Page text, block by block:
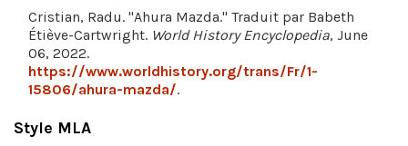
Cristian, Radu. "Ahura Mazda." Traduit par Babeth
Étiève-Cartwright. World History Encyclopedia, June
06, 2022.
https://www.worldhistory.org/trans/Fr/1-
15806/ahura-mazda/.
Style MLA